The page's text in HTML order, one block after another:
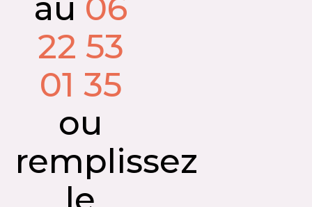
au 06
22 53
01 35
ou
remplissez